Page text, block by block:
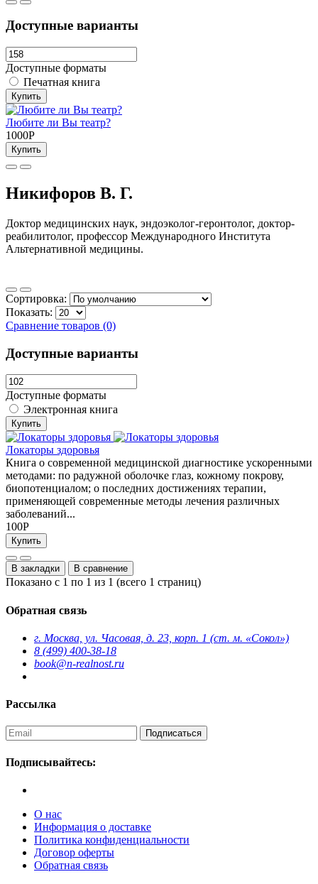
Доступные варианты
Доступные форматы
Печатная книга
Купить
Любите ли Вы театр?
1000Р
Купить
Никифоров В. Г.
Доктор медицинских наук, эндоэколог-геронтолог, доктор-
реабилитолог, профессор Международного Института
Альтернативной медицины.
Сортировка:
Показать:
Сравнение товаров (0)
Доступные варианты
Доступные форматы
Электронная книга
Купить
Локаторы здоровья
Книга о современной медицинской диагностике ускоренными
методами: по радужной оболочке глаз, кожному покрову,
биопотенциалом; о последних достижениях терапии,
применяющей современные методы лечения различных
заболеваний...
100Р
Купить
В закладки В сравнение
Показано с 1 по 1 из 1 (всего 1 страниц)
Обратная связь
г. Москва, ул. Часовая, д. 23, корп. 1 (ст. м. «Сокол»)
8 (499) 400-38-18
book@n-realnost.ru
Рассылка
Подписаться
Подписывайтесь:
O нас
Информация о доставке
Политика конфиденциальности
Договор оферты
Обратная связь